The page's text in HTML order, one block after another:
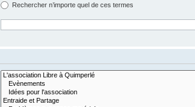
Rechercher n’importe quel de ces termes